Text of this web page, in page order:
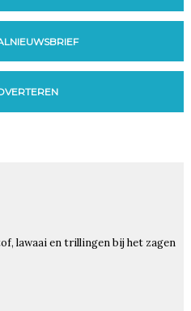
lawaai en trillingen bij het zagen